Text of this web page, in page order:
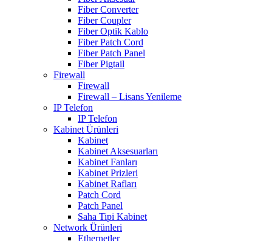
Fiber Converter
Fiber Coupler
Fiber Optik Kablo
Fiber Patch Cord
Fiber Patch Panel
Fiber Pigtail
Firewall
Firewall
Firewall – Lisans Yenileme
IP Telefon
IP Telefon
Kabinet Ürünleri
Kabinet
Kabinet Aksesuarları
Kabinet Fanları
Kabinet Prizleri
Kabinet Rafları
Patch Cord
Patch Panel
Saha Tipi Kabinet
Network Ürünleri
Ethernetler